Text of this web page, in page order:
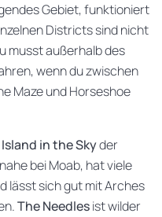
Gebiet, funktioniert
Districts sind nicht
musst außerhalb des
wenn du zwischen
Maze und Horseshoe
Island in the Skyder
bei Moab, hat viele
lässt sich gut mit Arches
The Needlesist wilder